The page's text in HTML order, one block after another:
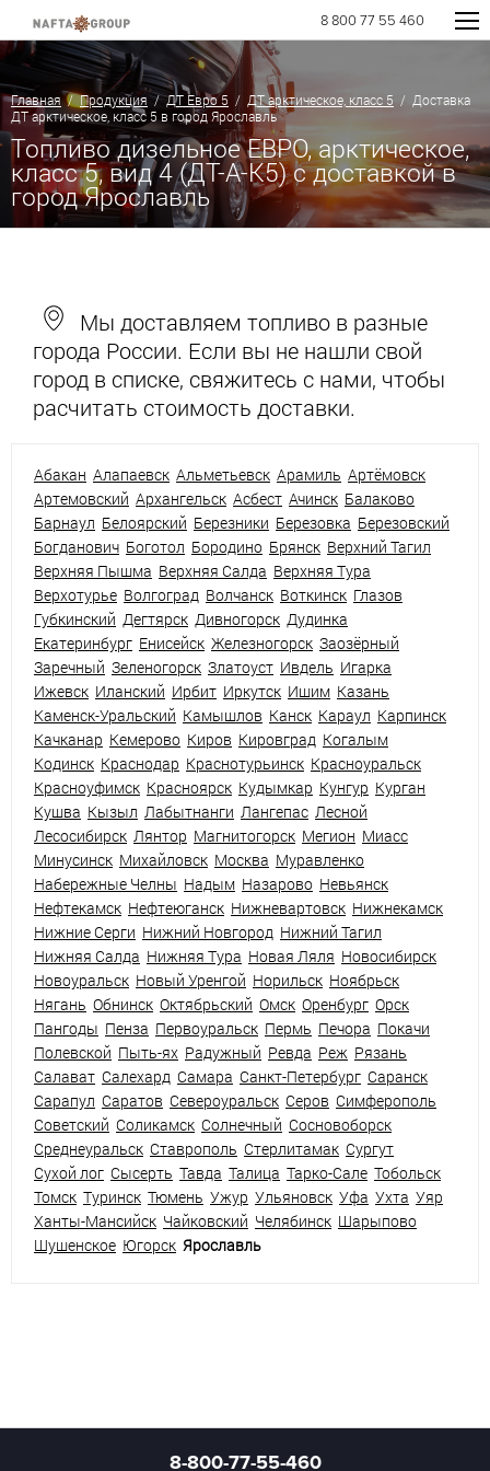
8 800 77 55 460
Главная/Продукция/ДТ Евро 5 / ДТ арктическое, класс 5 / Доставка
ДТ арктическое, класс 5 в город Ярославль
Топливо дизельное ЕВРО, арктическое,
класс 5, вид 4 (ДТ-А-К5) с доставкой в
город Ярославль
Мы доставляем топливо в разные
города России. Если вы не нашли свой
город в списке, свяжитесь с нами, чтобы
расчитать стоимость доставки.
Абакан Алапаевск Альметьевск Арамиль Артёмовск
Артемовский Архангельск Асбест Ачинск Балаково
Барнаул Белоярский Березники Березовка Березовский
Богданович Боготол Бородино Брянск Верхний Тагил
Верхняя Пышма Верхняя Салда Верхняя Тура
Верхотурье Волгоград Волчанск Воткинск Глазов
Губкинский Дегтярск Дивногорск Дудинка
Екатеринбург Енисейск Железногорск Заозёрный
Заречный Зеленогорск Златоуст Ивдель Игарка
Ижевск Иланский Ирбит Иркутск Ишим Казань
Каменск-Уральский Камышлов Канск Караул Карпинск
Качканар Кемерово Киров Кировград Когалым
Кодинск Краснодар Краснотурьинск Красноуральск
Красноуфимск Красноярск Кудымкар Кунгур Курган
Кушва Кызыл Лабытнанги Лангепас Лесной
Лесосибирск Лянтор Магнитогорск Мегион Миасс
Минусинск Михайловск Москва Муравленко
Набережные Челны Надым Назарово Невьянск
Нефтекамск Нефтеюганск Нижневартовск Нижнекамск
Нижние Серги Нижний Новгород Нижний Тагил
Нижняя Салда Нижняя Тура Новая Ляля Новосибирск
Новоуральск Новый Уренгой Норильск Ноябрьск
Нягань Обнинск Октябрьский Омск Оренбург Орск
Пангоды Пенза Первоуральск Пермь Печора Покачи
Полевской Пыть-ях Радужный Ревда Реж Рязань
Салават Салехард Самара Санкт-Петербург Саранск
Сарапул Саратов Североуральск Серов Симферополь
Советский Соликамск Солнечный Сосновоборск
Среднеуральск Ставрополь Стерлитамак Сургут
Сухой лог Сысерть Тавда Талица Тарко-Сале Тобольск
Томск Туринск Тюмень Ужур Ульяновск Уфа Ухта Уяр
Ханты-Мансийск Чайковский Челябинск Шарыпово
Шушенское Югорск Ярославль
8-800-77-55-460